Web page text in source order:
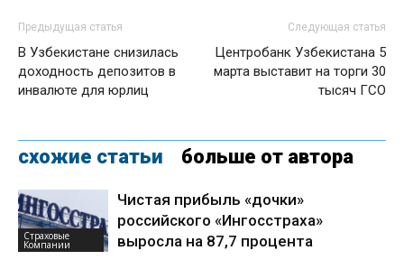
Предыдущая статья
В Узбекистане снизилась
доходность депозитов в
инвалюте для юрлиц
Следующая статья
Центробанк Узбекистана 5
марта выставит на торги 30
тысяч ГСО
схожие статьи больше от автора
Страховые
Компании
Чистая прибыль «дочки»
российского «Ингосстраха»
выросла на 87,7 процента